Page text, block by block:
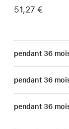
51,27 €
pendant 36
pendant 36
pendant 36